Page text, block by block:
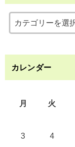
カレンダー
月
火
3
4